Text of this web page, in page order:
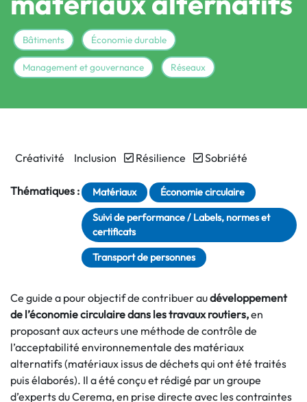
Bâtiments Économie durable
Management et gouvernance Réseaux
Créativité Inclusion Résilience Sobriété
Thématiques : Matériaux Économie circulaire
Suivi de performance / Labels, normes et
certificats
Transport de personnes
Ce guide a pour objectif de contribuer audéveloppement
de l’économie circulairedans les travaux routiers,en
proposant aux acteurs une méthode de contrôle de
l’acceptabilité environnementale des matériaux
alternatifs (matériaux issus de déchets qui ont été traités
puis élaborés). Il a été conçu et rédigé par un groupe
d’experts du Cerema, en prise directe avec les contraintes